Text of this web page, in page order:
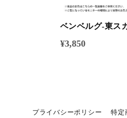
ベンベルグ-東ス
¥3,850
プライバシーポリシー 特定